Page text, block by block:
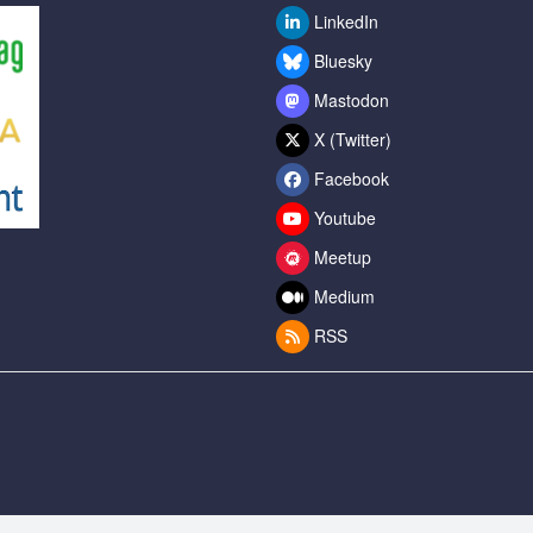
LinkedIn
Bluesky
Mastodon
X (Twitter)
Facebook
Youtube
Meetup
Medium
RSS